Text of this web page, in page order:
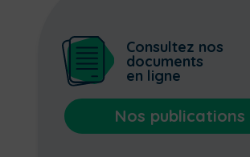
Consultez nos
documents
en ligne
Nos publications